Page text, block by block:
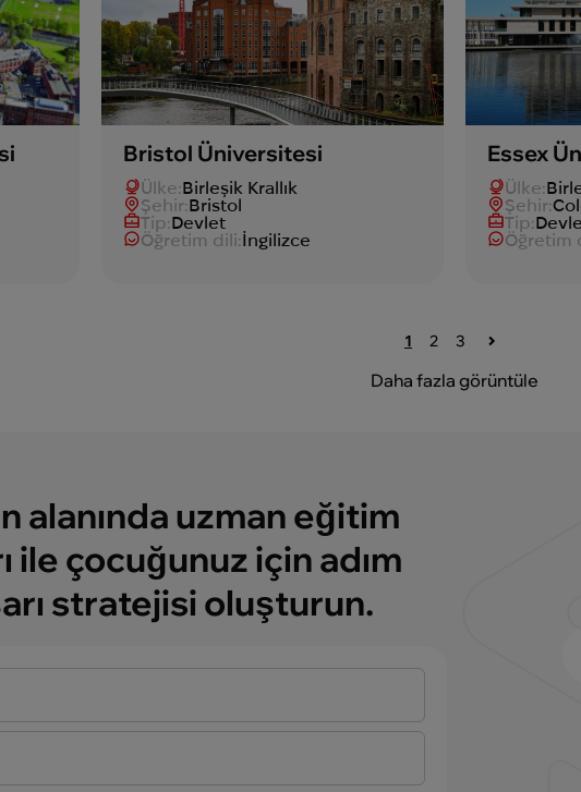
Bristol Üniversitesi
Ülke:Birleşik Krallık
Şehir:Bristol
Tip:Devlet
Öğretim dili:İngilizce
Essex
Ülke:
Şehir:
Tip:
Öğretim
1 2 3
Daha fazla görüntüle
alanında uzman eğitim
ile çocuğunuz için adım
stratejisi oluşturun.